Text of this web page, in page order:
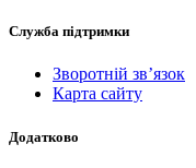
Служба підтримки
Зворотній зв’язок
Карта сайту
Додатково